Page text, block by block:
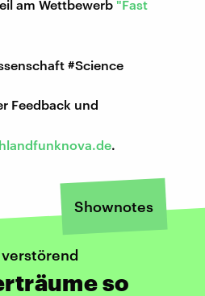
am Wettbewerb "Fast
#Science
Feedback und
.
Shownotes
so